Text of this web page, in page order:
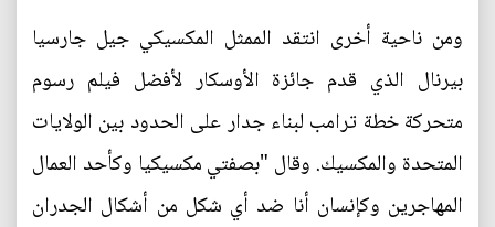
ومن ناحية أخرى انتقد الممثل المكسيكي جيل جارسيا
بيرنال الذي قدم جائزة الأوسكار لأفضل فيلم رسوم
متحركة خطة ترامب لبناء جدار على الحدود بين الولايات
المتحدة والمكسيك. وقال "بصفتي مكسيكيا وكأحد العمال
المهاجرين وكإنسان أنا ضد أي شكل من أشكال الجدران